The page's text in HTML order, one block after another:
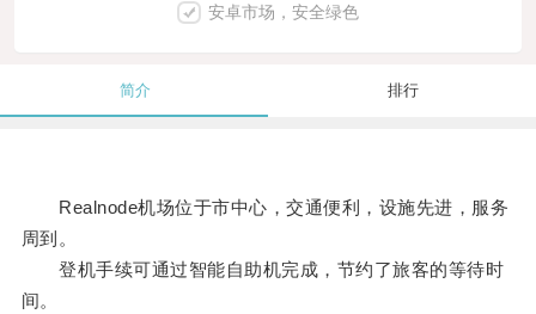
安卓市场，安全绿色
简介 排行
Realnode机场位于市中心，交通便利，设施先进，服务
周到。
登机手续可通过智能自助机完成，节约了旅客的等待时
间。